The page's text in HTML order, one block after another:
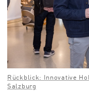
Rückblick: Innovative
Salzburg